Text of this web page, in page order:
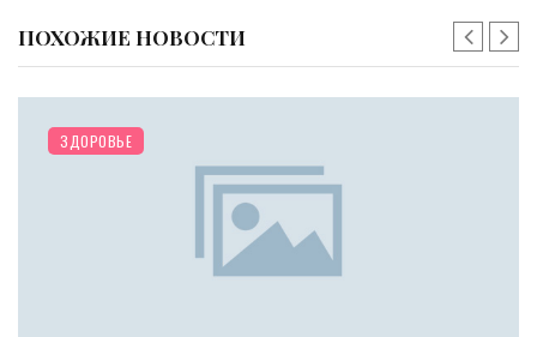
ПОХОЖИЕ НОВОСТИ
РАЗНОЕ